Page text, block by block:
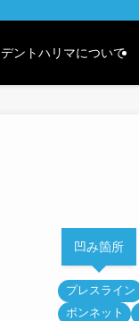
デントハリマについて
凹み箇所
プレスライン
ボンネット